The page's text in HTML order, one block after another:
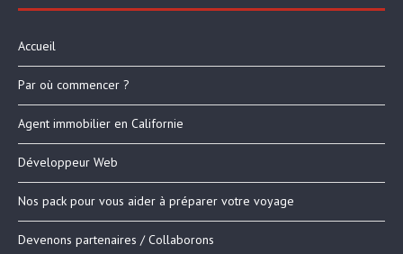
Accueil
Par où commencer ?
Agent immobilier en Californie
Développeur Web
Nos pack pour vous aider à préparer votre voyage
Devenons partenaires / Collaborons